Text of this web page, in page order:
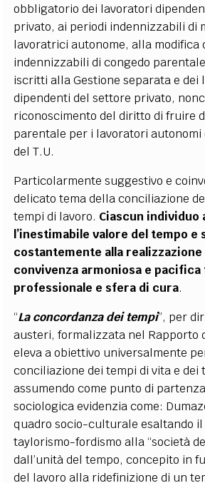
obbligatorio dei lavoratori
privato, ai periodi indennizzabili di
lavoratrici autonome, alla modifica
indennizzabili di congedo
iscritti alla Gestione separata e dei
dipendenti del settore privato,
riconoscimento del diritto di fruire
parentale per i lavoratori autonomi
del T.U.
Particolarmente suggestivo e
delicato tema della conciliazione
tempi di lavoro. Ciascun individuo
l’inestimabile valore del tempo e
costantemente alla realizzazione
convivenza armoniosa e
professionale e sfera di cura.
“La concordanza dei tempi”, per
austeri, formalizzata nel Rapporto
eleva a obiettivo universalmente
conciliazione dei tempi di vita e dei
assumendo come punto di
sociologica evidenzia come:
quadro socio-culturale esaltando il
taylorismo-fordismo alla “società
dall’unità del tempo, concepito in
del lavoro alla ridefinizione di un